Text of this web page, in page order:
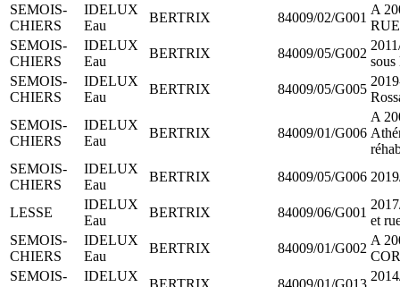
SEMOIS-
CHIERS
IDELUX
Eau
BERTRIX 84009/02/G001
A
SEMOIS-
CHIERS
IDELUX
Eau
BERTRIX 84009/05/G002
sous
SEMOIS-
CHIERS
IDELUX
Eau
BERTRIX 84009/05/G005
SEMOIS-
CHIERS
IDELUX
Eau
BERTRIX 84009/01/G006
A
SEMOIS-
CHIERS
IDELUX
Eau
BERTRIX 84009/05/G006
LESSE
IDELUX
Eau
BERTRIX 84009/06/G001
et
SEMOIS-
CHIERS
IDELUX
Eau
BERTRIX 84009/01/G002
A
SEMOIS-
IDELUX
BERTRIX 84009/01/G013